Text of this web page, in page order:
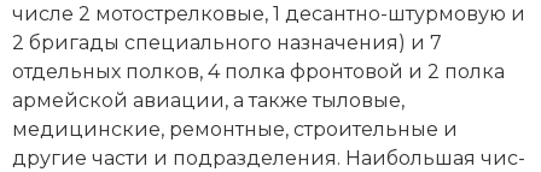
числе 2 мо­то­стрел­ко­вые, 1 де­сант­но-штур­мо­вую и
2 бри­га­ды специального на­зна­че­ния) и 7
отдельных пол­ков, 4 пол­ка фрон­то­вой и 2 пол­ка
ар­мей­ской авиа­ции, а так­же ты­ло­вые,
медицинские, ре­монт­ные, стро­ительные и
другие час­ти и под­раз­де­ле­ния. Наи­боль­шая чис­